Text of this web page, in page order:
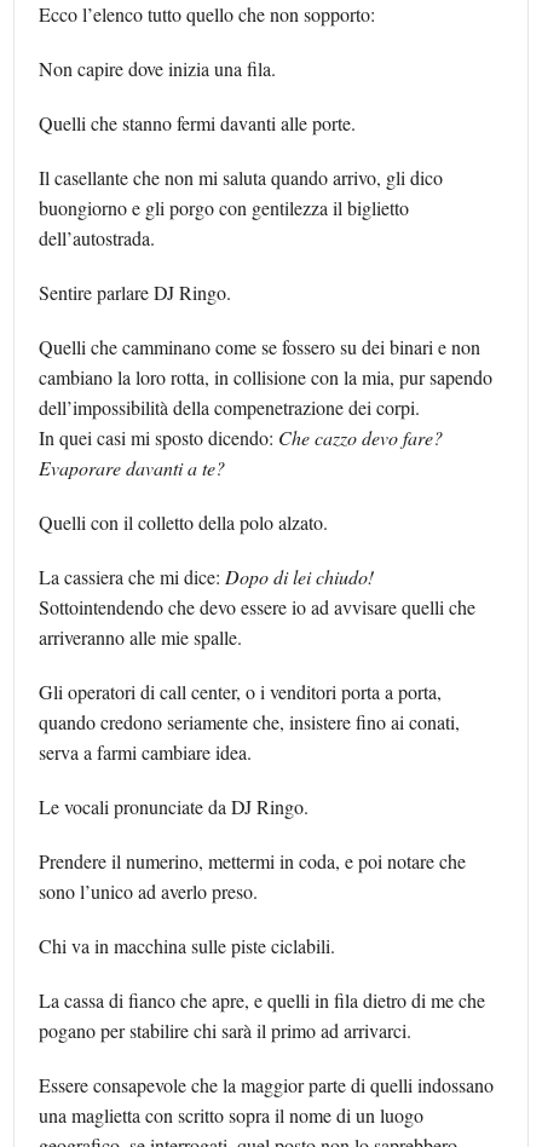
Ecco l’elenco tutto quello che non sopporto:
Non capire dove inizia una fila.
Quelli che stanno fermi davanti alle porte.
Il casellante che non mi saluta quando arrivo, gli dico
buongiorno e gli porgo con gentilezza il biglietto
dell’autostrada.
Sentire parlare DJ Ringo.
Quelli che camminano come se fossero su dei binari e non
cambiano la loro rotta, in collisione con la mia, pur sapendo
dell’impossibilità della compenetrazione dei corpi.
In quei casi mi sposto dicendo: Che cazzo devo fare?
Evaporare davanti a te?
Quelli con il colletto della polo alzato.
La cassiera che mi dice:Dopo di lei chiudo!
Sottointendendo che devo essere io ad avvisare quelli che
arriveranno alle mie spalle.
Gli operatori di call center, o i venditori porta a porta,
quando credono seriamente che, insistere fino ai conati,
serva a farmi cambiare idea.
Le vocali pronunciate da DJ Ringo.
Prendere il numerino, mettermi in coda, e poi notare che
sono l’unico ad averlo preso.
Chi va in macchina sulle piste ciclabili.
La cassa di fianco che apre, e quelli in fila dietro di me che
pogano per stabilire chi sarà il primo ad arrivarci.
Essere consapevole che la maggior parte di quelli indossano
una maglietta con scritto sopra il nome di un luogo